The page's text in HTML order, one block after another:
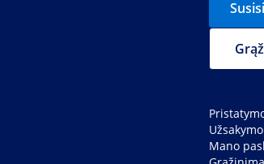
Mano